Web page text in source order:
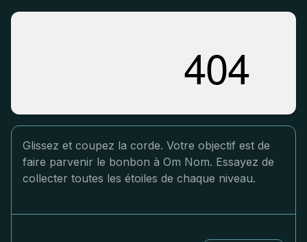
Glissez et coupez la corde. Votre objectif est de
faire parvenir le bonbon à Om Nom. Essayez de
collecter toutes les étoiles de chaque niveau.